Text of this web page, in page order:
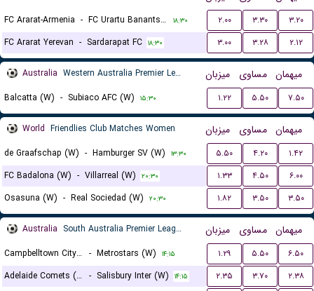
FC Ararat-Armenia - FC Urartu Banants Yerevan ۱۸:۳۰ ۲.۰۰ ۳.۳۰
۳.۲۰
FC Ararat Yerevan - Sardarapat FC ۱۸:۳۰ ۳.۰۰ ۳.۲۸ ۲.۱۲
Australia Western Australia Premier League Women میزبان مساوی میهمان
Balcatta (W) - Subiaco AFC (W) ۱۵:۳۰ ۱.۲۲ ۵.۵۰ ۷.۵۰
World Friendlies Club Matches Women میزبان مساوی میهمان
de Graafschap (W) - Hamburger SV (W) ۱۳:۳۰ ۵.۵۰ ۴.۲۰
۱.۴۲
FC Badalona (W) - Villarreal (W) ۲۰:۳۰ ۱.۳۳ ۴.۵۰
۶.۰۰
Osasuna (W) - Real Sociedad (W) ۲۰:۳۰ ۱.۸۲ ۳.۵۰ ۳.۵۰
Australia South Australia Premier League Women میزبان مساوی میهمان
Campbelltown City (W) - Metrostars (W) ۱۴:۱۵ ۱.۲۹ ۵.۵۰
۶.۵۰
Adelaide Comets (W) - Salisbury Inter (W) ۱۴:۱۵ ۲.۳۵ ۳.۷۰
۲.۳۸